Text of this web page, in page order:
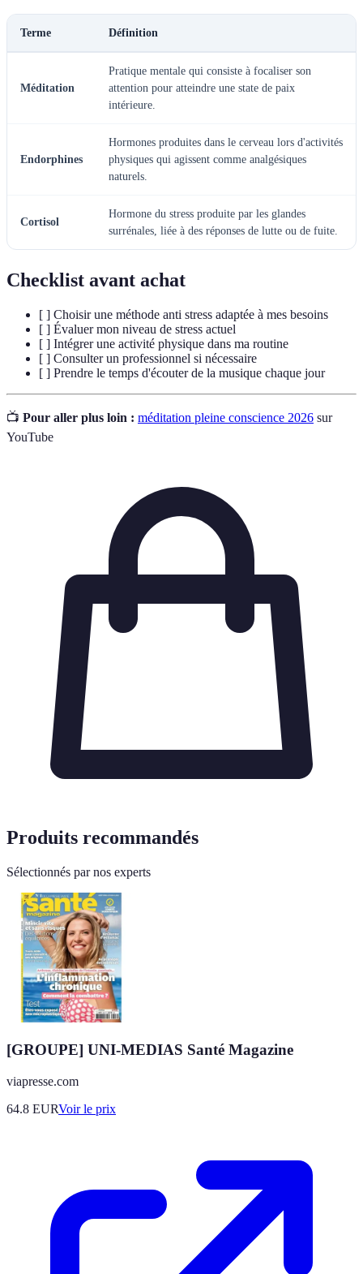
Terme Définition
Méditation
Pratique mentale qui consiste à focaliser son
attention pour atteindre une state de paix
intérieure.
Endorphines
Hormones produites dans le cerveau lors d'activités
physiques qui agissent comme analgésiques
naturels.
Cortisol
Hormone du stress produite par les glandes
surrénales, liée à des réponses de lutte ou de fuite.
Checklist avant achat
[ ] Choisir une méthode anti stress adaptée à mes besoins
[ ] Évaluer mon niveau de stress actuel
[ ] Intégrer une activité physique dans ma routine
[ ] Consulter un professionnel si nécessaire
[ ] Prendre le temps d'écouter de la musique chaque jour
📺 Pour aller plus loin : méditation pleine conscience 2026 sur
YouTube
Produits recommandés
Sélectionnés par nos experts
[GROUPE] UNI-MEDIAS Santé Magazine
viapresse.com
64.8 EURVoir le prix